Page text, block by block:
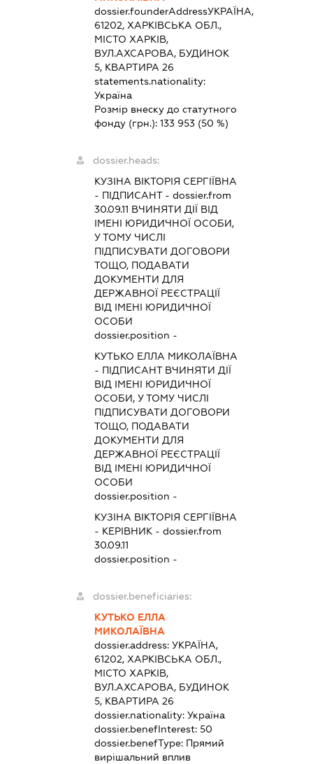
dossier.founderAddressУКРАЇНА,
61202, ХАРКІВСЬКА ОБЛ.,
МІСТО ХАРКІВ,
ВУЛ.АХСАРОВА, БУДИНОК
5, КВАРТИРА 26
statements.nationality:
Україна
Розмір внеску до статутного
фонду (грн.): 133 953(50 %)
dossier.heads:
КУЗІНА ВІКТОРІЯ СЕРГІЇВНА
- ПІДПИСАНТ- dossier.from
30.09.11 ВЧИНЯТИ ДІЇ ВІД
ІМЕНІ ЮРИДИЧНОЇ ОСОБИ,
У ТОМУ ЧИСЛІ
ПІДПИСУВАТИ ДОГОВОРИ
ТОЩО, ПОДАВАТИ
ДОКУМЕНТИ ДЛЯ
ДЕРЖАВНОЇ РЕЄСТРАЦІЇ
ВІД ІМЕНІ ЮРИДИЧНОЇ
ОСОБИ
dossier.position -
КУТЬКО ЕЛЛА МИКОЛАЇВНА
- ПІДПИСАНТВЧИНЯТИ ДІЇ
ВІД ІМЕНІ ЮРИДИЧНОЇ
ОСОБИ, У ТОМУ ЧИСЛІ
ПІДПИСУВАТИ ДОГОВОРИ
ТОЩО, ПОДАВАТИ
ДОКУМЕНТИ ДЛЯ
ДЕРЖАВНОЇ РЕЄСТРАЦІЇ
ВІД ІМЕНІ ЮРИДИЧНОЇ
ОСОБИ
dossier.position -
КУЗІНА ВІКТОРІЯ СЕРГІЇВНА
- КЕРІВНИК - dossier.from
30.09.11
dossier.position -
dossier.beneficiaries:
КУТЬКО ЕЛЛА
МИКОЛАЇВНА
dossier.address: УКРАЇНА,
61202, ХАРКІВСЬКА ОБЛ.,
МІСТО ХАРКІВ,
ВУЛ.АХСАРОВА, БУДИНОК
5, КВАРТИРА 26
dossier.nationality: Україна
dossier.benefInterest: 50
dossier.benefType: Прямий
вирішальний вплив